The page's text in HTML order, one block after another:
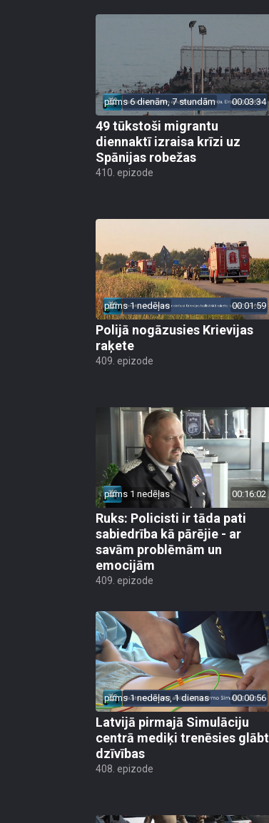
pirms 6 dienām, 7 stundām 00:03:34
49 tūkstoši migrantu
diennaktī izraisa krīzi uz
Spānijas robežas
410. epizode
pirms 1 nedēļas 00:01:59
Polijā nogāzusies Krievijas
raķete
409. epizode
pirms 1 nedēļas 00:16:02
Ruks: Policisti ir tāda pati
sabiedrība kā pārējie - ar
savām problēmām un
emocijām
409. epizode
pirms 1 nedēļas, 1 dienas 00:00:56
Latvijā pirmajā Simulāciju
centrā mediķi trenēsies glābt
dzīvības
408. epizode